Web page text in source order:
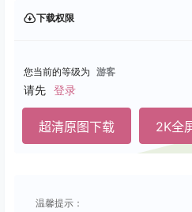
下载权限
您当前的等级为 游客
请先 登录
超清原图下载 2K全
温馨提示：